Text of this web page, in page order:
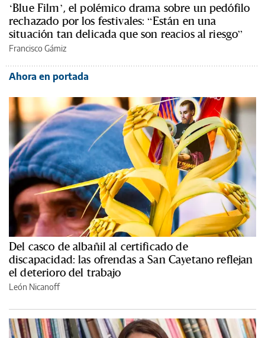
‘Blue Film’, el polémico drama sobre un pedófilo
rechazado por los festivales: “Están en una
situación tan delicada que son reacios al riesgo”
Francisco Gámiz
Ahora en portada
Del casco de albañil al certificado de
discapacidad: las ofrendas a San Cayetano reflejan
el deterioro del trabajo
León Nicanoff